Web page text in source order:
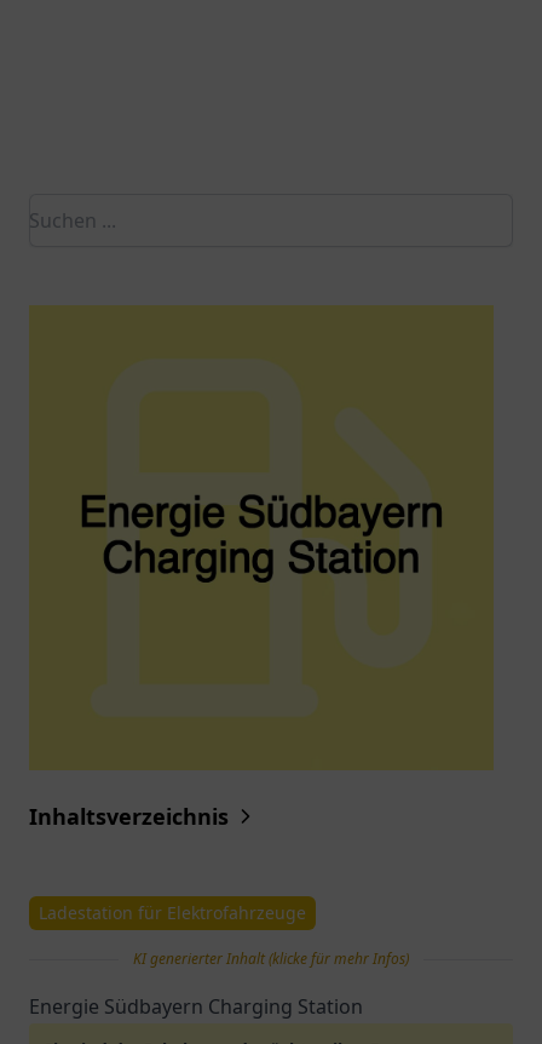
Inhaltsverzeichnis
Ladestation für Elektrofahrzeuge
KI generierter Inhalt (klicke für mehr Infos)
Energie Südbayern Charging Station